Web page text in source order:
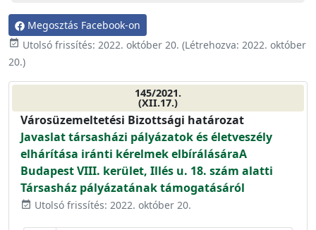
Megosztás Facebook-on
event_available Utolsó frissítés: 2022. október 20. (Létrehozva: 2022. október
20.)
145/2021.
(XII.17.)
Városüzemeltetési Bizottsági határozat
Javaslat társasházi pályázatok és életveszély
elhárítása iránti kérelmek elbírálásáraA
Budapest VIII. kerület, Illés u. 18. szám alatti
Társasház pályázatának támogatásáról
event_available Utolsó frissítés: 2022. október 20.